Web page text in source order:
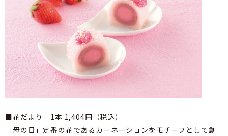
■花だより 1本 1,404円（税込）
「母の日」定番の花であるカーネーションをモチーフとして創